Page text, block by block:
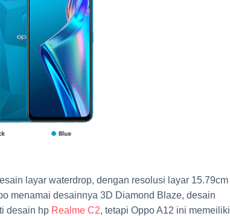
layar waterdrop, dengan resolusi layar 15.79cm
menamai desainnya 3D Diamond Blaze, desain
desain hp Realme C2, tetapi Oppo A12 ini memeiliki